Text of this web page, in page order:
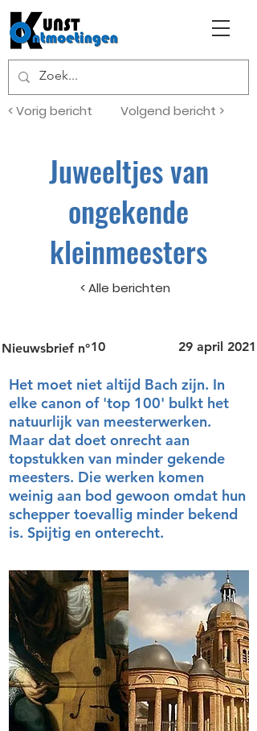
< Vorig bericht Volgend bericht >
Juweeltjes van
ongekende
kleinmeesters
< Alle berichten
Nieuwsbrief n°10 29 april 2021
Het moet niet altijd Bach zijn. In
elke canon of 'top 100' bulkt het
natuurlijk van meesterwerken.
Maar dat doet onrecht aan
topstukken van minder gekende
meesters. Die werken komen
weinig aan bod gewoon omdat hun
schepper toevallig minder bekend
is. Spijtig en onterecht.